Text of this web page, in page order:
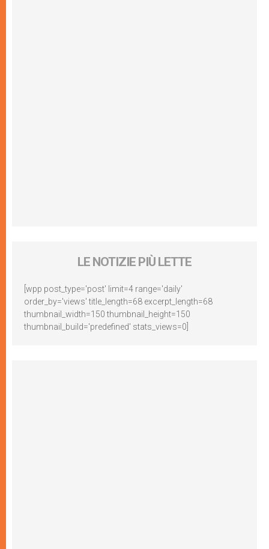
LE NOTIZIE PIÙ LETTE
[wpp post_type='post' limit=4 range='daily'
order_by='views' title_length=68 excerpt_length=68
thumbnail_width=150 thumbnail_height=150
thumbnail_build='predefined' stats_views=0]